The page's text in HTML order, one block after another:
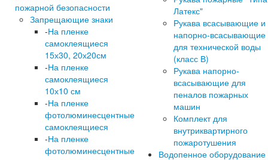
пожарной безопасности
Запрещающие знаки
-На пленке
самоклеящиеся
15х30, 20х20см
-На пленке
самоклеящиеся
10х10 см
-На пленке
фотолюминесцентные
самоклеящиеся
-На пленке
фотолюминесцентные
Латекс"
Рукава всасывающие и
напорно-всасывающие
для технической воды
(класс В)
Рукава напорно-
всасывающие для
пеналов пожарных
машин
Комплект для
внутриквартирного
пожаротушения
Водопенное оборудование